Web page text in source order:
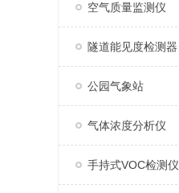
空气质量监测仪
隧道能见度检测器
公园气象站
气体浓度分析仪
手持式VOC检测仪